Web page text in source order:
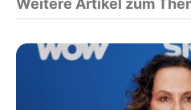
Weitere Artikel zum